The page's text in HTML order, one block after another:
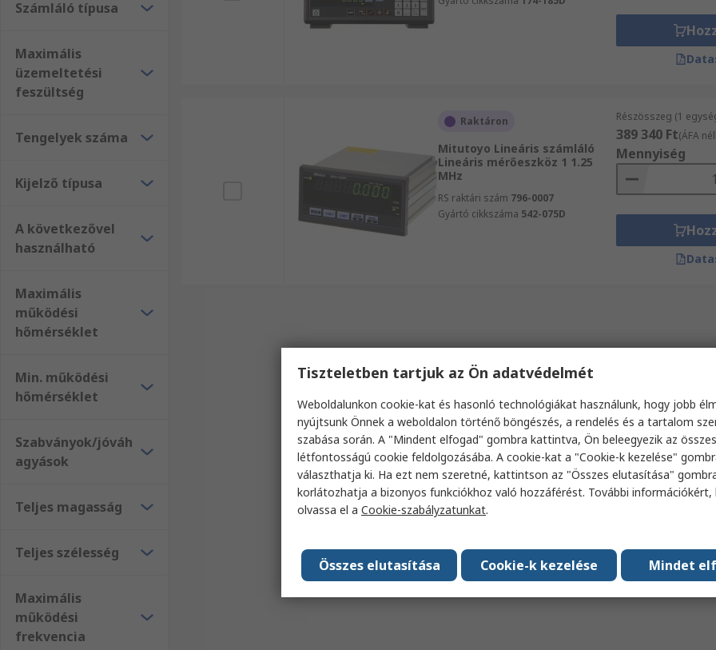
Számláló típusa
Maximális
üzemeltetési
feszültség
Tengelyek száma
Kijelző típusa
A következővel
használható
Maximális
működési
hőmérséklet
Min. működési
hőmérséklet
Szabványok/jóváh
agyások
Teljes magasság
Teljes szélesség
Maximális
működési
frekvencia
Raktáron
Mitutoyo Lineáris számláló
Lineáris mérőeszköz 1 1.25
MHz
RS raktári szám 796-0007
Gyártó cikkszáma 542-075D
Részösszeg (1
389 340 Ft(ÁFA
Mennyiség
Tiszteletben tartjuk az Ön adatvédelmét
Weboldalunkon cookie-kat és hasonló technológiákat használunk, hogy jobb
nyújtsunk Önnek a weboldalon történő böngészés, a rendelés és a tartalom
szabása során. A "Mindent elfogad" gombra kattintva, Ön beleegyezik az összes
létfontosságú cookie feldolgozásába. A cookie-kat a "Cookie-k kezelése"
választhatja ki. Ha ezt nem szeretné, kattintson az "Összes elutasítása"
korlátozhatja a bizonyos funkciókhoz való hozzáférést. További információkért,
olvassa el a Cookie-szabályzatunkat.
Mindet
Cookie-k kezelése
Összes elutasítása